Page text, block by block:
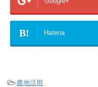
B! Hatena
-農地活用